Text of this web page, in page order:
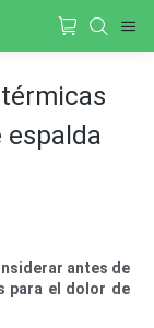
espalda
antes de
para el dolor de